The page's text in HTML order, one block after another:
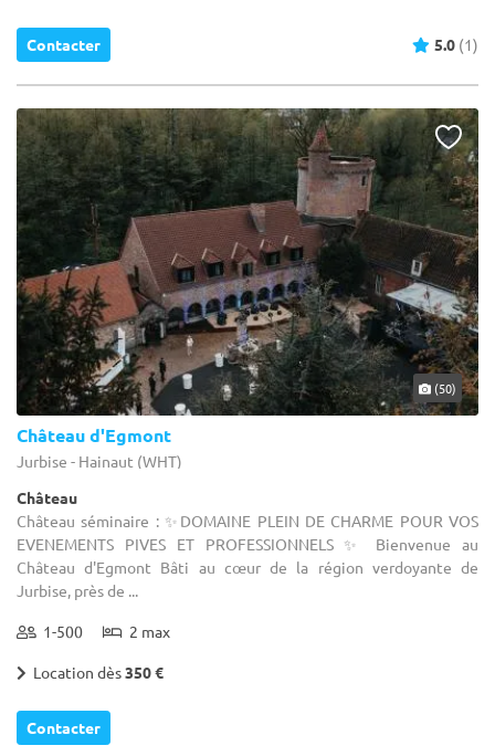
Contacter 5.0 (1)
(50)
Château d'Egmont
Jurbise - Hainaut (WHT)
Château
Château séminaire : ✨DOMAINE PLEIN DE CHARME POUR VOS
EVENEMENTS PIVES ET PROFESSIONNELS ✨ Bienvenue au
Château d'Egmont Bâti au cœur de la région verdoyante de
Jurbise, près de ...
1-500 2 max
Location dès350 €
Contacter